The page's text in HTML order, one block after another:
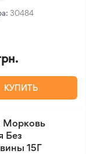
30484
КУПИТЬ
Морковь
Без
15Г